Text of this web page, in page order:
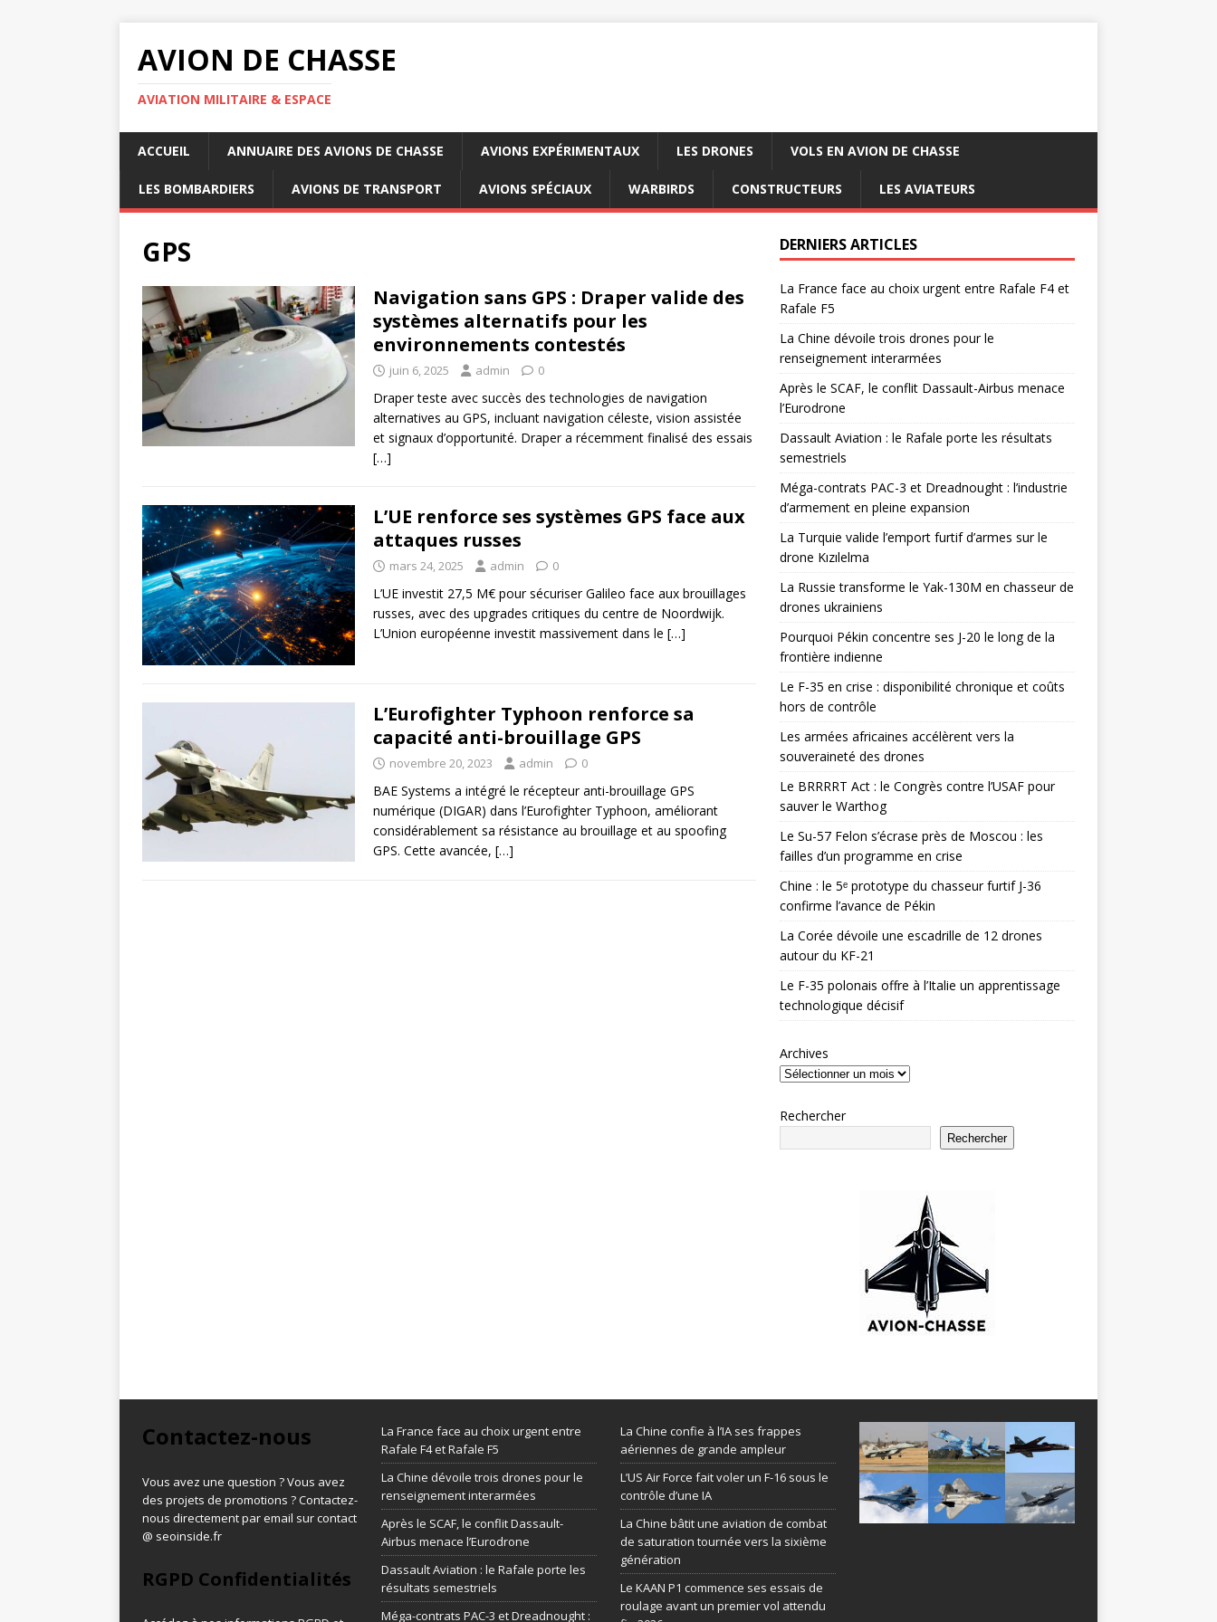
AVION DE CHASSE
AVIATION MILITAIRE & ESPACE
ACCUEIL ANNUAIRE DES AVIONS DE CHASSE AVIONS EXPÉRIMENTAUX LES DRONES VOLS EN AVION DE CHASSE
LES BOMBARDIERS AVIONS DE TRANSPORT AVIONS SPÉCIAUX WARBIRDS CONSTRUCTEURS LES AVIATEURS
GPS
Navigation sans GPS : Draper valide des
systèmes alternatifs pour les
environnements contestés
juin 6, 2025 admin 0
Draper teste avec succès des technologies de navigation
alternatives au GPS, incluant navigation céleste, vision assistée
et signaux d’opportunité. Draper a récemment finalisé des essais
[…]
L’UE renforce ses systèmes GPS face aux
attaques russes
mars 24, 2025 admin 0
L’UE investit 27,5 M€ pour sécuriser Galileo face aux brouillages
russes, avec des upgrades critiques du centre de Noordwijk.
L’Union européenne investit massivement dans le […]
L’Eurofighter Typhoon renforce sa
capacité anti-brouillage GPS
novembre 20, 2023 admin 0
BAE Systems a intégré le récepteur anti-brouillage GPS
numérique (DIGAR) dans l’Eurofighter Typhoon, améliorant
considérablement sa résistance au brouillage et au spoofing
GPS. Cette avancée, […]
DERNIERS ARTICLES
La France face au choix urgent entre Rafale F4 et
Rafale F5
La Chine dévoile trois drones pour le
renseignement interarmées
Après le SCAF, le conflit Dassault-Airbus menace
l’Eurodrone
Dassault Aviation : le Rafale porte les résultats
semestriels
Méga-contrats PAC-3 et Dreadnought : l’industrie
d’armement en pleine expansion
La Turquie valide l’emport furtif d’armes sur le
drone Kızılelma
La Russie transforme le Yak-130M en chasseur de
drones ukrainiens
Pourquoi Pékin concentre ses J-20 le long de la
frontière indienne
Le F-35 en crise : disponibilité chronique et coûts
hors de contrôle
Les armées africaines accélèrent vers la
souveraineté des drones
Le BRRRRT Act : le Congrès contre l’USAF pour
sauver le Warthog
Le Su-57 Felon s’écrase près de Moscou : les
failles d’un programme en crise
Chine : le 5ᵉ prototype du chasseur furtif J-36
confirme l’avance de Pékin
La Corée dévoile une escadrille de 12 drones
autour du KF-21
Le F-35 polonais offre à l’Italie un apprentissage
technologique décisif
Archives
Rechercher
Rechercher
Contactez-nous
Vous avez une question ? Vous avez
des projets de promotions ? Contactez-
nous directement par email sur contact
@ seoinside.fr
RGPD Confidentialités
La France face au choix urgent entre
Rafale F4 et Rafale F5
La Chine dévoile trois drones pour le
renseignement interarmées
Après le SCAF, le conflit Dassault-
Airbus menace l’Eurodrone
Dassault Aviation : le Rafale porte les
résultats semestriels
Méga-contrats PAC-3 et Dreadnought :
La Chine confie à l’IA ses frappes
aériennes de grande ampleur
L’US Air Force fait voler un F-16 sous le
contrôle d’une IA
La Chine bâtit une aviation de combat
de saturation tournée vers la sixième
génération
Le KAAN P1 commence ses essais de
roulage avant un premier vol attendu